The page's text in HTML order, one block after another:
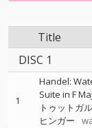
Title
DISC 1
1
Handel:
Suite in F
トゥットガ
ヒンガー